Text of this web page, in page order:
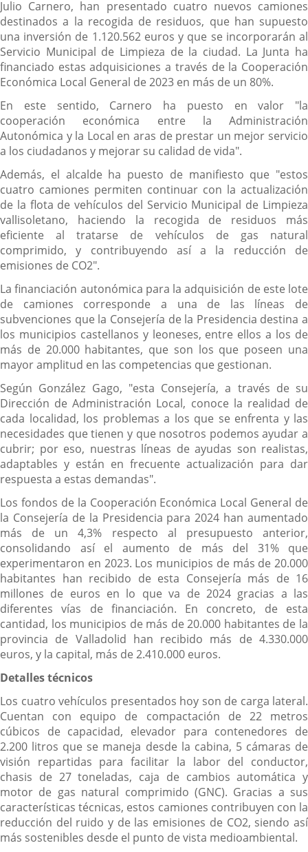
Julio Carnero, han presentado cuatro nuevos camiones
destinados a la recogida de residuos, que han supuesto
una inversión de 1.120.562 euros y que se incorporarán al
Servicio Municipal de Limpieza de la ciudad. La Junta ha
financiado estas adquisiciones a través de la Cooperación
Económica Local General de 2023 en más de un 80%.
En este sentido, Carnero ha puesto en valor "la
cooperación económica entre la Administración
Autonómica y la Local en aras de prestar un mejor servicio
a los ciudadanos y mejorar su calidad de vida".
Además, el alcalde ha puesto de manifiesto que "estos
cuatro camiones permiten continuar con la actualización
de la flota de vehículos del Servicio Municipal de Limpieza
vallisoletano, haciendo la recogida de residuos más
eficiente al tratarse de vehículos de gas natural
comprimido, y contribuyendo así a la reducción de
emisiones de CO2".
La financiación autonómica para la adquisición de este lote
de camiones corresponde a una de las líneas de
subvenciones que la Consejería de la Presidencia destina a
los municipios castellanos y leoneses, entre ellos a los de
más de 20.000 habitantes, que son los que poseen una
mayor amplitud en las competencias que gestionan.
Según González Gago, "esta Consejería, a través de su
Dirección de Administración Local, conoce la realidad de
cada localidad, los problemas a los que se enfrenta y las
necesidades que tienen y que nosotros podemos ayudar a
cubrir; por eso, nuestras líneas de ayudas son realistas,
adaptables y están en frecuente actualización para dar
respuesta a estas demandas".
Los fondos de la Cooperación Económica Local General de
la Consejería de la Presidencia para 2024 han aumentado
más de un 4,3% respecto al presupuesto anterior,
consolidando así el aumento de más del 31% que
experimentaron en 2023. Los municipios de más de 20.000
habitantes han recibido de esta Consejería más de 16
millones de euros en lo que va de 2024 gracias a las
diferentes vías de financiación. En concreto, de esta
cantidad, los municipios de más de 20.000 habitantes de la
provincia de Valladolid han recibido más de 4.330.000
euros, y la capital, más de 2.410.000 euros.
Detalles técnicos
Los cuatro vehículos presentados hoy son de carga lateral.
Cuentan con equipo de compactación de 22 metros
cúbicos de capacidad, elevador para contenedores de
2.200 litros que se maneja desde la cabina, 5 cámaras de
visión repartidas para facilitar la labor del conductor,
chasis de 27 toneladas, caja de cambios automática y
motor de gas natural comprimido (GNC). Gracias a sus
características técnicas, estos camiones contribuyen con la
reducción del ruido y de las emisiones de CO2, siendo así
más sostenibles desde el punto de vista medioambiental.